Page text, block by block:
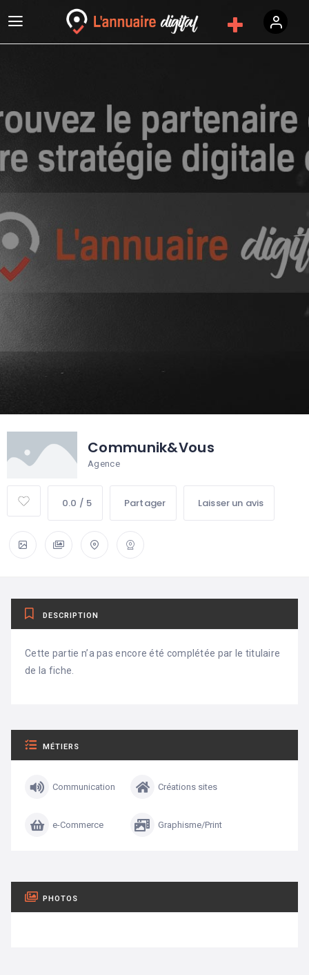
Communik&Vous
Agence
0.0 / 5 Partager Laisser un avis
DESCRIPTION
Cette partie n’a pas encore été complétée par le titulaire
de la fiche.
MÉTIERS
Communication Créations sites
e-Commerce Graphisme/Print
PHOTOS